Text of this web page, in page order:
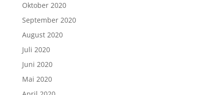
Oktober 2020
September 2020
August 2020
Juli 2020
Juni 2020
Mai 2020